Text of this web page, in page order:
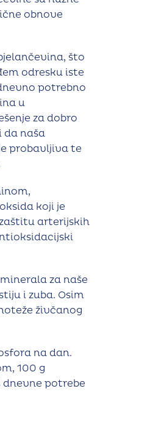
obnove
što
odresku iste
potrebno
u
za dobro
da naša
probavljiva te
koji je
arterijskih
za naše
i zuba. Osim
živčanog
na dan.
100 g
potrebe